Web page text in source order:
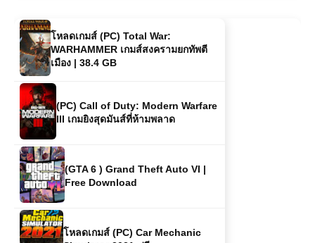
(PC) Call of Duty: Modern Warfare
(GTA 6 ) Grand Theft Auto VI |
โหลดเกมส์ (PC) Car Mechanic
Simulator 2021 ฟรี